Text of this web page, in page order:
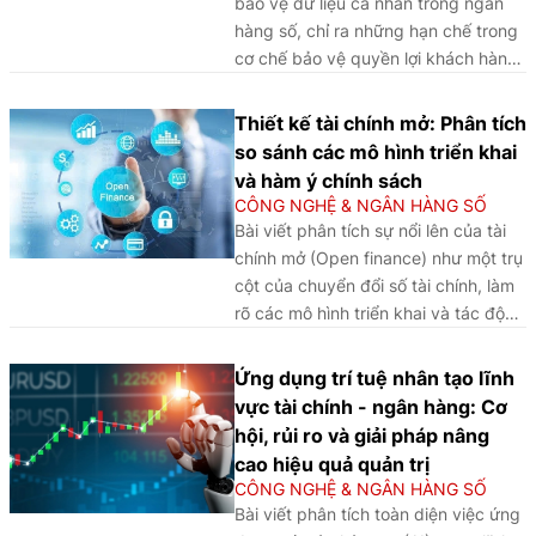
hàng số, chỉ ra những hạn chế trong
cơ chế bảo vệ quyền lợi khách hàng
nhằm nâng cao hiệu quả thực thi
trong bối cảnh chuyển đổi số.
Thiết kế tài chính mở: Phân tích
so sánh các mô hình triển khai
và hàm ý chính sách ​​​​​​​
CÔNG NGHỆ & NGÂN HÀNG SỐ
Bài viết phân tích sự nổi lên của tài
chính mở (Open finance) như một trụ
cột của chuyển đổi số tài chính, làm
rõ các mô hình triển khai và tác động
quốc tế, từ đó đề xuất hàm ý chính
sách cho Việt Nam theo hướng cân
bằng giữa thúc đẩy đổi mới, bảo
đảm ổn định và bảo vệ dữ liệu.
Ứng dụng trí tuệ nhân tạo lĩnh
vực tài chính - ngân hàng: Cơ
hội, rủi ro và giải pháp nâng
cao hiệu quả quản trị
CÔNG NGHỆ & NGÂN HÀNG SỐ
Bài viết phân tích toàn diện việc ứng